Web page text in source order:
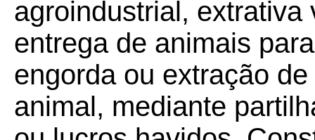
agroindustrial,
entrega de animais
engorda ou extração
animal, mediante